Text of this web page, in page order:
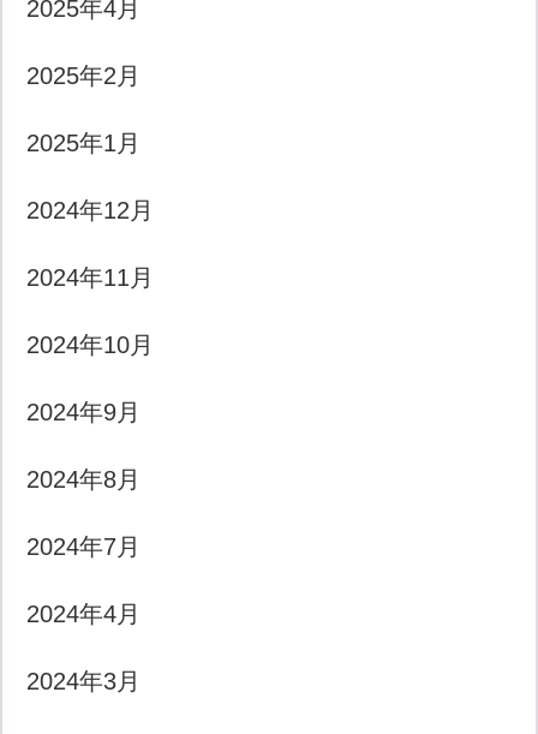
2025年4月
2025年2月
2025年1月
2024年12月
2024年11月
2024年10月
2024年9月
2024年8月
2024年7月
2024年4月
2024年3月